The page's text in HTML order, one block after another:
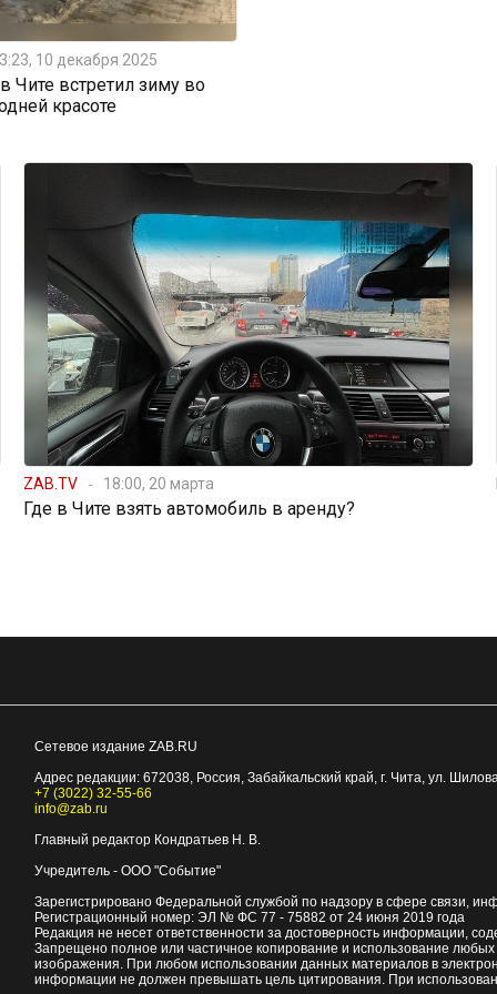
10 декабря 2025
встретил зиму во
красоте
ZAB.TV 18:00, 20 марта
Где в Чите взять автомобиль в аренду?
Сетевое издание ZAB.RU
Адрес редакции: 672038, Россия, Забайкальский край, г. Чита, ул.
+7 (3022) 32-55-66
info@zab.ru
Главный редактор Кондратьев Н. В.
Учредитель - ООО "Событие"
Зарегистрировано Федеральной службой по надзору в сфере связи,
Регистрационный номер: ЭЛ № ФС 77 - 75882 от 24 июня 2019 года
Редакция не несет ответственности за достоверность информации,
Запрещено полное или частичное копирование и использование
изображения. При любом использовании данных материалов в
информации не должен превышать цель цитирования. При